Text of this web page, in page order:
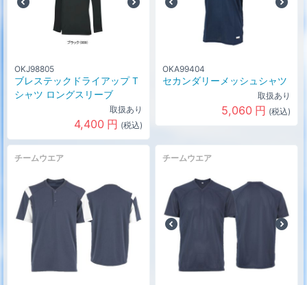
OKJ98805
ブレステックドライアップ T
シャツ ロングスリーブ
取扱あり
4,400 円 (税込)
OKA99404
セカンダリーメッシュシャツ
取扱あり
5,060 円 (税込)
チームウエア チームウエア